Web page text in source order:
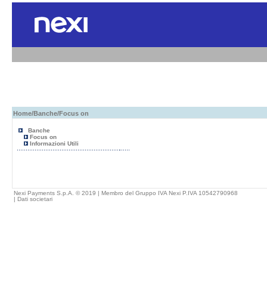
Home/Banche/Focus on
Banche
Focus on
Informazioni Utili
Nexi Payments S.p.A. © 2019 | Membro del Gruppo IVA Nexi P.IVA 10542790968
| Dati societari